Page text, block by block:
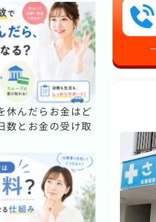
休んだらお金はど
数とお金の受け取